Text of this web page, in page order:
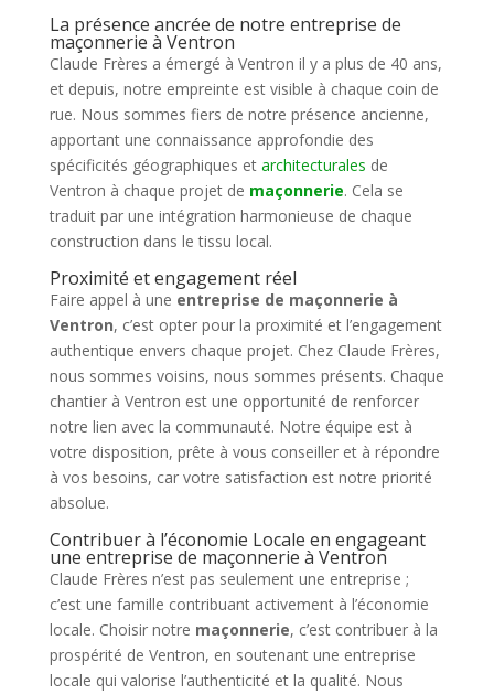
La présence ancrée de notre entreprise de
maçonnerie à Ventron
Claude Frères a émergé à Ventron il y a plus de 40 ans,
et depuis, notre empreinte est visible à chaque coin de
rue. Nous sommes fiers de notre présence ancienne,
apportant une connaissance approfondie des
spécificités géographiques et architecturales de
Ventron à chaque projet de maçonnerie. Cela se
traduit par une intégration harmonieuse de chaque
construction dans le tissu local.
Proximité et engagement réel
Faire appel à une entreprise de maçonnerie à
Ventron, c’est opter pour la proximité et l’engagement
authentique envers chaque projet. Chez Claude Frères,
nous sommes voisins, nous sommes présents. Chaque
chantier à Ventron est une opportunité de renforcer
notre lien avec la communauté. Notre équipe est à
votre disposition, prête à vous conseiller et à répondre
à vos besoins, car votre satisfaction est notre priorité
absolue.
Contribuer à l’économie Locale en engageant
une entreprise de maçonnerie à Ventron
Claude Frères n’est pas seulement une entreprise ;
c’est une famille contribuant activement à l’économie
locale. Choisir notre maçonnerie, c’est contribuer à la
prospérité de Ventron, en soutenant une entreprise
locale qui valorise l’authenticité et la qualité. Nous